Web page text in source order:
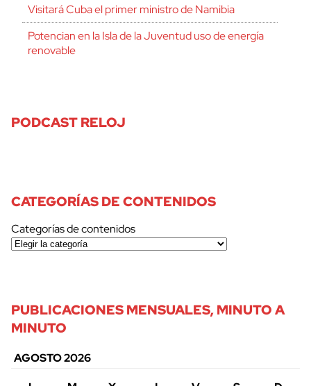
Visitará Cuba el primer ministro de Namibia
Potencian en la Isla de la Juventud uso de energía
renovable
PODCAST RELOJ
CATEGORÍAS DE CONTENIDOS
Categorías de contenidos
PUBLICACIONES MENSUALES, MINUTO A
MINUTO
AGOSTO 2026